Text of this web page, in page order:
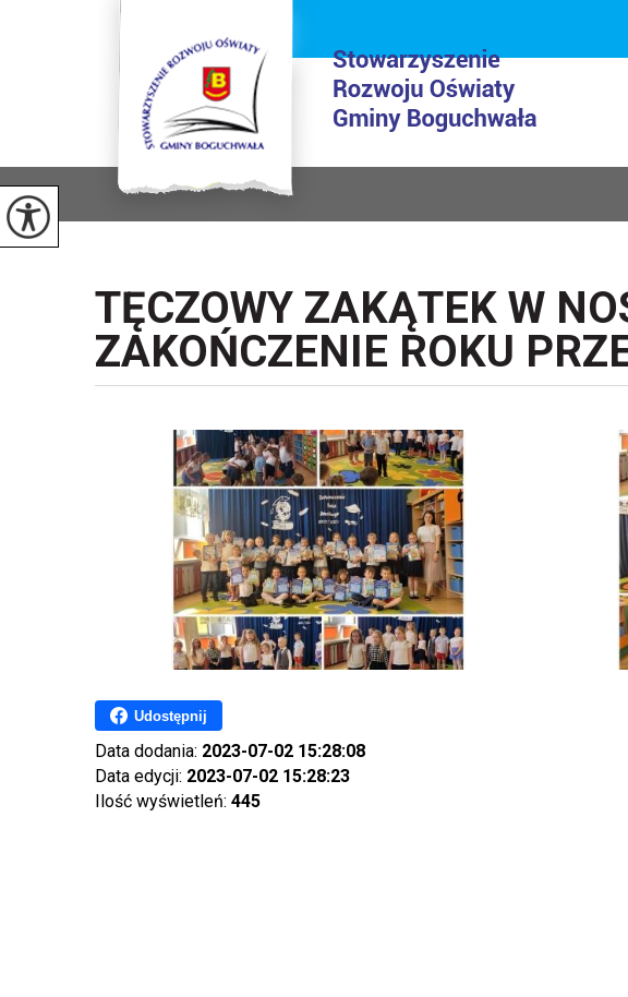
TĘCZOWY ZAKĄTEK W
ZAKOŃCZENIE ROKU
Udostępnij
Data dodania: 2023-07-02 15:28:08
Data edycji: 2023-07-02 15:28:23
Ilość wyświetleń: 445